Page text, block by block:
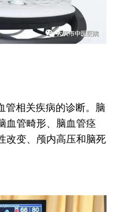
管相关疾病的诊断。脑
血管畸形、脑血管痉
改变、颅内高压和脑死